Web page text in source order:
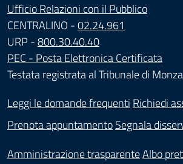
Ufficio Relazioni con il Pubblico
CENTRALINO -02.24.961
URP -800.30.40.40
PEC - Posta Elettronica Certificata
Testata registrata al Tribunale di
Leggi le domande frequenti Richiedi
Prenota appuntamentoSegnala
Amministrazione trasparenteAlbo